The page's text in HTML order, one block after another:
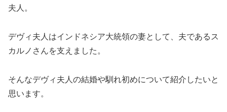
夫人。
デヴィ夫人はインドネシア大統領の妻として、夫であるス
カルノさんを支えました。
そんなデヴィ夫人の結婚や馴れ初めについて紹介したいと
思います。